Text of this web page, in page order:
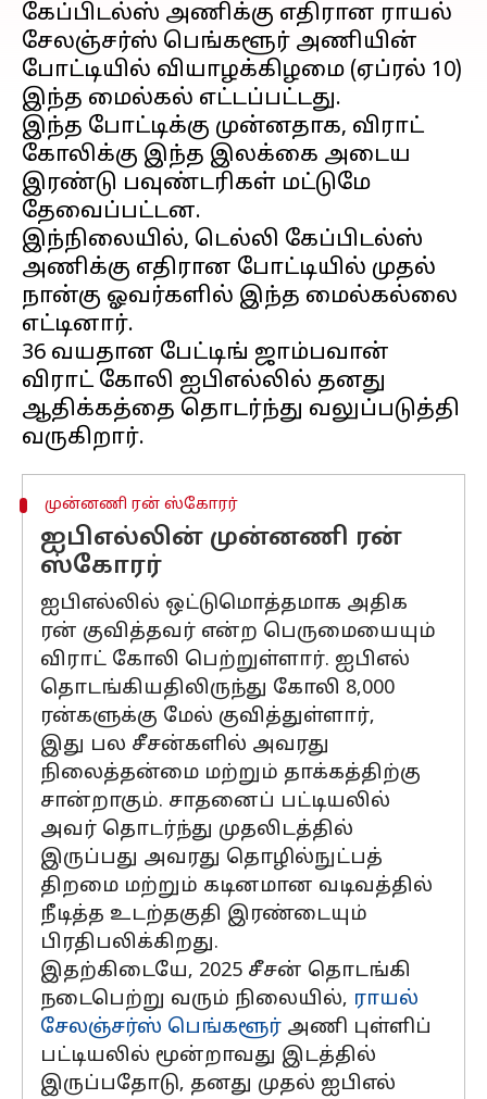
கேப்பிடல்ஸ் அணிக்கு எதிரான ராயல்
சேலஞ்சர்ஸ் பெங்களூர் அணியின்
போட்டியில் வியாழக்கிழமை (ஏப்ரல் 10)
இந்த மைல்கல் எட்டப்பட்டது.
இந்த போட்டிக்கு முன்னதாக, விராட்
கோலிக்கு இந்த இலக்கை அடைய
இரண்டு பவுண்டரிகள் மட்டுமே
தேவைப்பட்டன.
இந்நிலையில், டெல்லி கேப்பிடல்ஸ்
அணிக்கு எதிரான போட்டியில் முதல்
நான்கு ஓவர்களில் இந்த மைல்கல்லை
எட்டினார்.
36 வயதான பேட்டிங் ஜாம்பவான்
விராட் கோலி ஐபிஎல்லில் தனது
ஆதிக்கத்தை தொடர்ந்து வலுப்படுத்தி
முன்னணி ரன் ஸ்கோரர்
ஐபிஎல்லின் முன்னணி ரன்
ஸ்கோரர்
ஐபிஎல்லில் ஒட்டுமொத்தமாக அதிக
ரன் குவித்தவர் என்ற பெருமையையும்
விராட் கோலி பெற்றுள்ளார். ஐபிஎல்
தொடங்கியதிலிருந்து கோலி 8,000
ரன்களுக்கு மேல் குவித்துள்ளார்,
இது பல சீசன்களில் அவரது
நிலைத்தன்மை மற்றும் தாக்கத்திற்கு
சான்றாகும். சாதனைப் பட்டியலில்
அவர் தொடர்ந்து முதலிடத்தில்
இருப்பது அவரது தொழில்நுட்பத்
திறமை மற்றும் கடினமான வடிவத்தில்
நீடித்த உடற்தகுதி இரண்டையும்
பிரதிபலிக்கிறது.
இதற்கிடையே, 2025 சீசன் தொடங்கி
நடைபெற்று வரும் நிலையில், ராயல்
சேலஞ்சர்ஸ் பெங்களூர் அணி புள்ளிப்
பட்டியலில் மூன்றாவது இடத்தில்
இருப்பதோடு, தனது முதல் ஐபிஎல்